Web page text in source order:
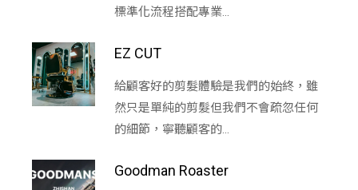
標準化流程搭配專業...
EZ CUT
給顧客好的剪髮體驗是我們的始終，雖
然只是單純的剪髮但我們不會疏忽任何
的細節，寧聽顧客的...
Goodman Roaster